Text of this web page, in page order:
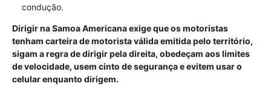
condução.
Dirigir na Samoa Americana exige que os motoristas
tenham carteira de motorista válida emitida pelo território,
sigam a regra de dirigir pela direita, obedeçam aos limites
de velocidade, usem cinto de segurança e evitem usar o
celular enquanto dirigem.